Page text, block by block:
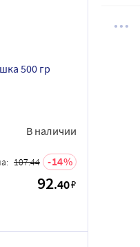
500 гр
В наличии
107.44 14
92.40₽